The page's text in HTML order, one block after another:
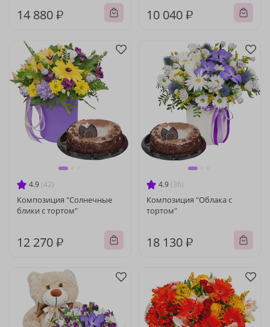
14 880 ₽ 10 040 ₽
4.9 (42)
Композиция "Солнечные
блики с тортом"
12 270 ₽
4.9 (36)
Композиция "Облака с
тортом"
18 130 ₽